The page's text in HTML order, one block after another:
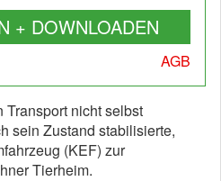
+ DOWNLOADEN
AGB
Transport nicht selbst
sein Zustand stabilisierte,
(KEF) zur
Tierheim.